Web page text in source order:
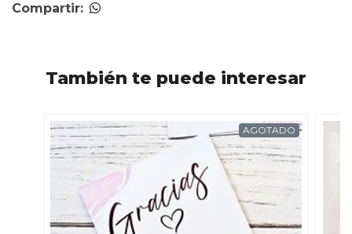
Compartir:
También te puede interesar
AGOTADO